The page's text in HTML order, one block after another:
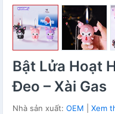
Bật Lửa Hoạt
Đeo – Xài Gas
Nhà sản xuất: OEM Xem